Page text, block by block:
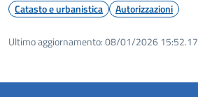
Catasto e urbanistica Autorizzazioni
Ultimo aggiornamento:08/01/2026 15:52.17